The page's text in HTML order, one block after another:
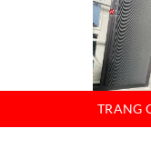
dung
TRANG